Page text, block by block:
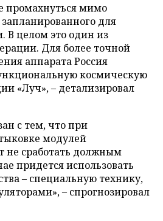
промахнуться мимо
для
В целом это один из
Для более точной
аппарата Россия
космическую
«Луч», – детализировал
с тем, что при
модулей
не сработать должным
придется использовать
– специальную технику,
– спрогнозировал